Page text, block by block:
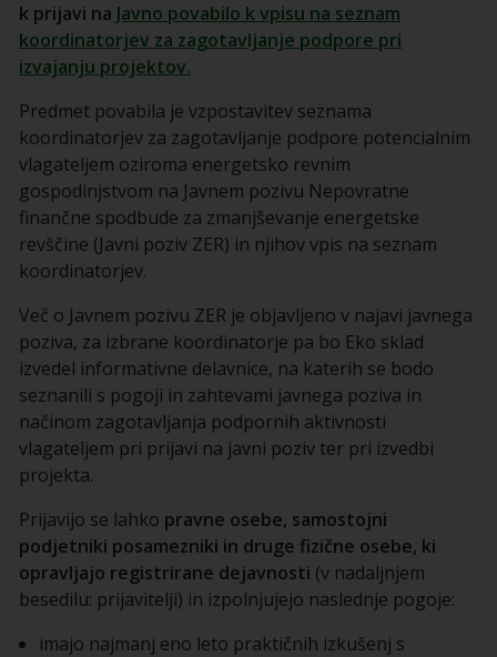
k prijavi na Javno povabilo k vpisu na seznam
koordinatorjev za zagotavljanje podpore pri
izvajanju projektov.
Predmet povabila je vzpostavitev seznama
koordinatorjev za zagotavljanje podpore potencialnim
vlagateljem oziroma energetsko revnim
gospodinjstvom na Javnem pozivu Nepovratne
finančne spodbude za zmanjševanje energetske
revščine (Javni poziv ZER) in njihov vpis na seznam
koordinatorjev.
Več o Javnem pozivu ZER je objavljeno v najavi javnega
poziva, za izbrane koordinatorje pa bo Eko sklad
izvedel informativne delavnice, na katerih se bodo
seznanili s pogoji in zahtevami javnega poziva in
načinom zagotavljanja podpornih aktivnosti
vlagateljem pri prijavi na javni poziv ter pri izvedbi
projekta.
Prijavijo se lahko pravne osebe, samostojni
podjetniki posamezniki in druge fizične osebe, ki
opravljajo registrirane dejavnosti (v nadaljnjem
besedilu: prijavitelji) in izpolnjujejo naslednje pogoje:
imajo najmanj eno leto praktičnih izkušenj s